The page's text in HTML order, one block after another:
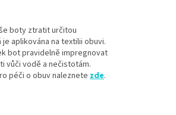
boty ztratit určitou
aplikována na textilii obuvi.
bot pravidelně impregnovat
vůči vodě a nečistotám.
péči o obuv naleznete zde.